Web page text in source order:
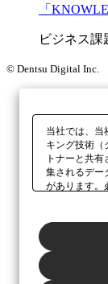
「
ビジネス
© Dentsu Digital Inc.
当社では、当
キング技術（
トナーと共
集されるデー
があります。